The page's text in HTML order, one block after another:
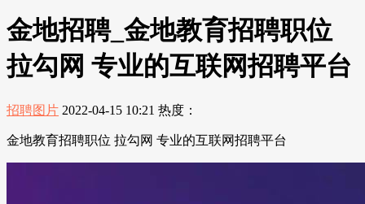
金地招聘_金地教育招聘职位
拉勾网 专业的互联网招聘平台
招聘图片 2022-04-15 10:21 热度：
金地教育招聘职位 拉勾网 专业的互联网招聘平台